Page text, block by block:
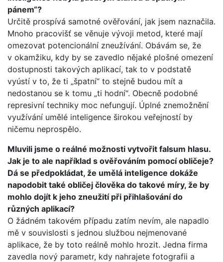
pánem“?
Určitě prospívá samotné ověřování, jak jsem naznačila.
Mnoho pracovišť se věnuje vývoji metod, které mají
omezovat potencionální zneužívání. Obávám se, že
v okamžiku, kdy by se zavedlo nějaké plošné omezení
dostupnosti takových aplikací, tak to v podstatě
vyústí v to, že ti „špatní“ to stejně budou mít a
nedostanou se k tomu „ti hodní“. Obecně podobné
represivní techniky moc nefungují. Úplné znemožnění
využívání umělé inteligence širokou veřejností by
ničemu neprospělo.
Mluvili jsme o reálné možnosti vytvořit falsum hlasu.
Jak je to ale například s ověřováním pomocí obličeje?
Dá se předpokládat, že umělá inteligence dokáže
napodobit také obličej člověka do takové míry, že by
mohlo dojít k jeho zneužití při přihlašování do
různých aplikací?
O žádném takovém případu zatím nevím, ale napadlo
mě v souvislosti s jednou službou nejmenované
aplikace, že by toto reálně mohlo hrozit. Jedna firma
zavedla nový parametr, kdy nahrajete fotografii a